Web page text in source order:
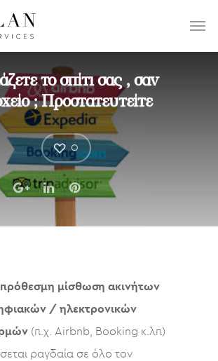
το σπίτι σας , σαν
; Προστατευτείτε
0
μίσθωση ακινήτων
/ ηλεκτρονικών
(π.χ. Airbnb, Booking κ.λπ)
ραγδαία σε όλο τον